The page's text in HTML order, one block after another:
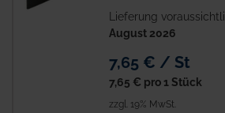
Lieferung
August 2026
7,65 € / St
7,65 € pro 1 Stück
zzgl. 19% MwSt.